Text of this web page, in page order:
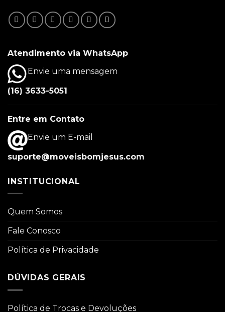
Atendimento via WhatsApp
Envie uma mensagem
(16) 3633-5051
Entre em Contato
Envie um E-mail
suporte@moveisbomjesus.com
INSTITUCIONAL
Quem Somos
Fale Conosco
Política de Privacidade
DÚVIDAS GERAIS
Política de Trocas e Devoluções